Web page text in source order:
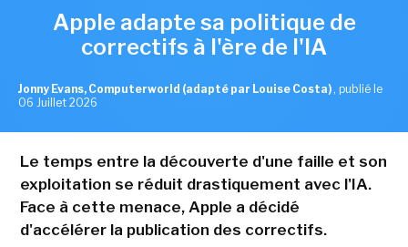
Apple adapte sa politique de
correctifs à l'ère de l'IA
Jonny Evans, Computerworld (adapté par Louise Costa) , publié le
06 Juillet 2026
Le temps entre la découverte d'une faille et son
exploitation se réduit drastiquement avec l'IA.
Face à cette menace, Apple a décidé
d'accélérer la publication des correctifs.